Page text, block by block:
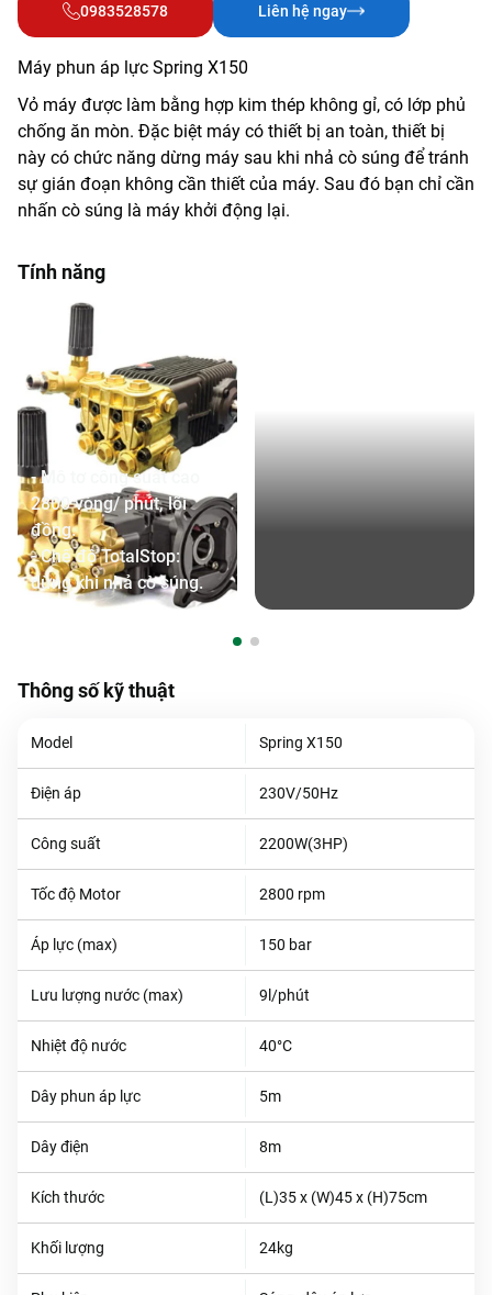
0983528578 Liên hệ ngay
Máy phun áp lực Spring X150
Vỏ máy được làm bằng hợp kim thép không gỉ, có lớp phủ
chống ăn mòn. Đặc biệt máy có thiết bị an toàn, thiết bị
này có chức năng dừng máy sau khi nhả cò súng để tránh
sự gián đoạn không cần thiết của máy. Sau đó bạn chỉ cần
nhấn cò súng là máy khởi động lại.
Tính năng
- Mô tơ công suất cao
2800 vòng/ phút, lõi
đồng.
- Chế độ TotalStop:
dừng khi nhả cò súng.
Thông số kỹ thuật
Model Spring X150
Điện áp 230V/50Hz
Công suất 2200W(3HP)
Tốc độ Motor 2800 rpm
Áp lực (max) 150 bar
Lưu lượng nước (max) 9l/phút
Nhiệt độ nước 40°C
Dây phun áp lực 5m
Dây điện 8m
Kích thước (L)35 x (W)45 x (H)75cm
Khối lượng 24kg